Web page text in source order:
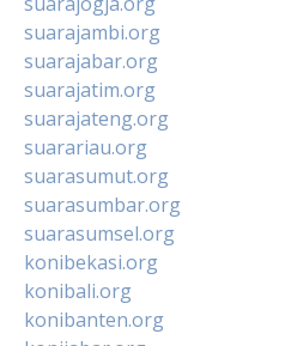
suarajambi.org
suarajabar.org
suarajatim.org
suarajateng.org
suarariau.org
suarasumut.org
suarasumbar.org
suarasumsel.org
konibekasi.org
konibali.org
konibanten.org